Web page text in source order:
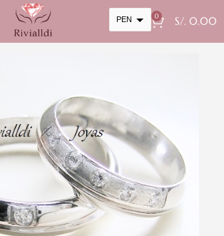
PEN
USD
0 S/. 0.00